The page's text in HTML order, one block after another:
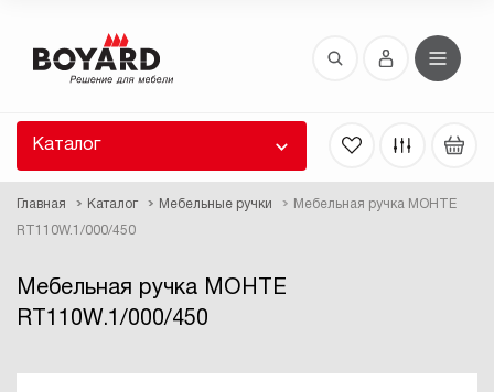
Каталог
Главная Каталог Мебельные ручки Мебельная ручка МОНТЕ
RT110W.1/000/450
Мебельная ручка МОНТЕ
RT110W.1/000/450
Восстановление пароля
высланы вам по E-Mail.
ссылку для восстановления